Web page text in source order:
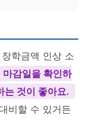
학금액 인상 소
마감일을 확인하
는 것이 좋아요.
비할 수 있거든